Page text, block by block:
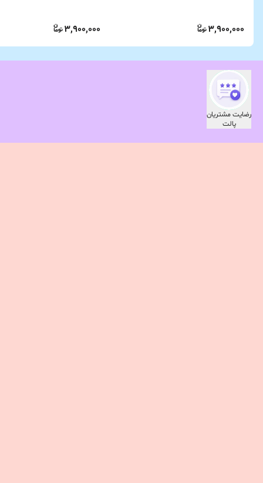
3,900,000
3,900,000
رضایت مشتریان
پالت